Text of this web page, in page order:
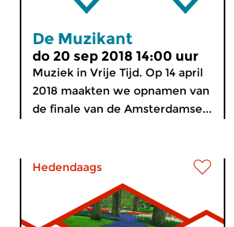
De Muzikant
do 20 sep 2018 14:00 uur
Muziek in Vrije Tijd. Op 14 april
2018 maakten we opnamen van
de finale van de Amsterdamse...
Hedendaags